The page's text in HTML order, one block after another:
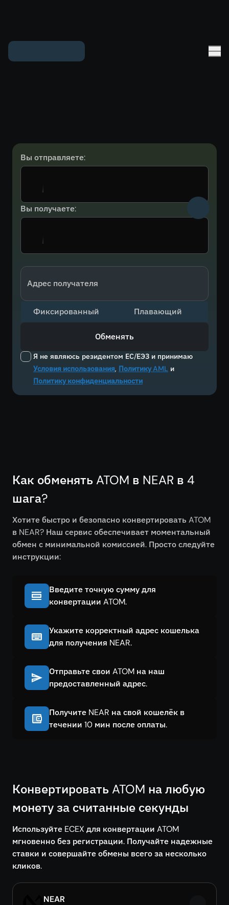
Вы отправляете:
Вы получаете:
Адрес получателя
Я не являюсь резидентом ЕС/ЕЭЗ и принимаю
Условия использования, Политику AML и
Политику конфиденциальности
Фиксированный Плавающий
Обменять
Как обменять ATOM в NEAR в 4
шага?
Хотите быстро и безопасно конвертировать ATOM
в NEAR? Наш сервис обеспечивает моментальный
обмен с минимальной комиссией. Просто следуйте
инструкции:
Введите точную сумму для
конвертации ATOM.
Укажите корректный адрес кошелька
для получения NEAR.
Отправьте свои ATOM на наш
предоставленный адрес.
Получите NEAR на свой кошелёк в
течении 10 мин после оплаты.
Конвертировать ATOM на любую
монету за считанные секунды
Используйте ECEX для конвертации ATOM
мгновенно без регистрации. Получайте надежные
ставки и совершайте обмены всего за несколько
кликов.
NEAR